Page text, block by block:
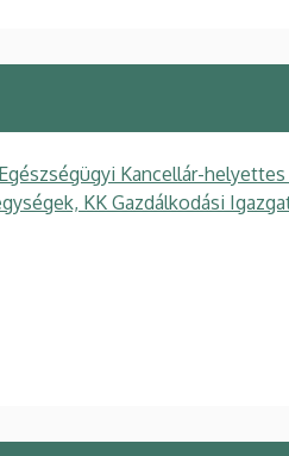
Kancellár-
KK Gazdálkodási